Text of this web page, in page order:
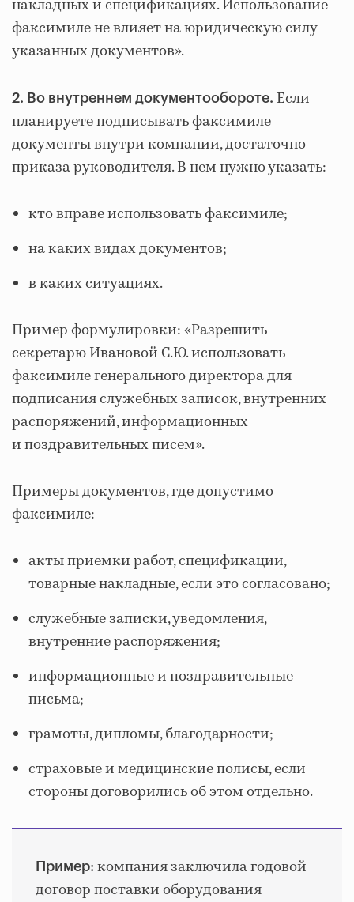
накладных и спецификациях. Использование
факсимиле не влияет на юридическую силу
указанных документов».
2. Во внутреннем документообороте. Если
планируете подписывать факсимиле
документы внутри компании, достаточно
приказа руководителя. В нем нужно указать:
кто вправе использовать факсимиле;
на каких видах документов;
в каких ситуациях.
Пример формулировки: «Разрешить
секретарю Ивановой С.Ю. использовать
факсимиле генерального директора для
подписания служебных записок, внутренних
распоряжений, информационных
и поздравительных писем».
Примеры документов, где допустимо
факсимиле:
акты приемки работ, спецификации,
товарные накладные, если это согласовано;
служебные записки, уведомления,
внутренние распоряжения;
информационные и поздравительные
письма;
грамоты, дипломы, благодарности;
страховые и медицинские полисы, если
стороны договорились об этом отдельно.
Пример: компания заключила годовой
договор поставки оборудования